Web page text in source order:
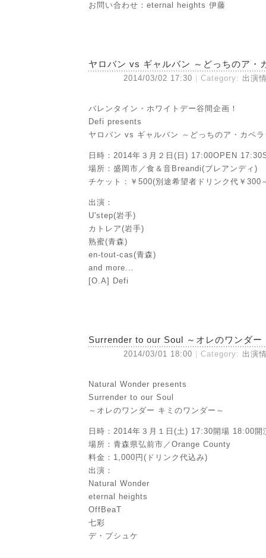
お問い合わせ：eternal heights 伊藤
ヤロバン vs ギャルバン ～どっちのア・
2014/03/02 17:30 Category: 出演
バレンタイン・ホワイトデー谷間企画！
Defi presents
ヤロバン vs ギャルバン ～どっちのア・カペ
日時：2014年３月２日(日) 17:00OPEN
場所：盛岡市／食＆音Breandi(ブレアンディ)
チケット：￥500(別途希望者ドリンク代￥300
出演：
U'step(岩手)
カトレア(岩手)
熟蜜(青森)
en-tout-cas(青森)
and more...
[O.A] Defi
Surrender to our Soul ～オレのワンダー
2014/03/01 18:00 Category: 出演
Natural Wonder presents
Surrender to our Soul
～オレのワンダー キミのワンダー～
日時：2014年３月１日(土) 17:30開場 18:00開
場所：青森県弘前市／Orange County
料金：1,000円(ドリンク代込み)
出演：
Natural Wonder
eternal heights
OffBeaT
七彩
デ・プシュケ